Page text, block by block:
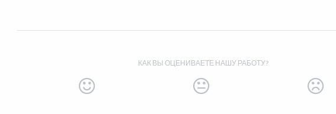
КАК ВЫ ОЦЕНИВАЕТЕ НАШУ РАБОТУ?